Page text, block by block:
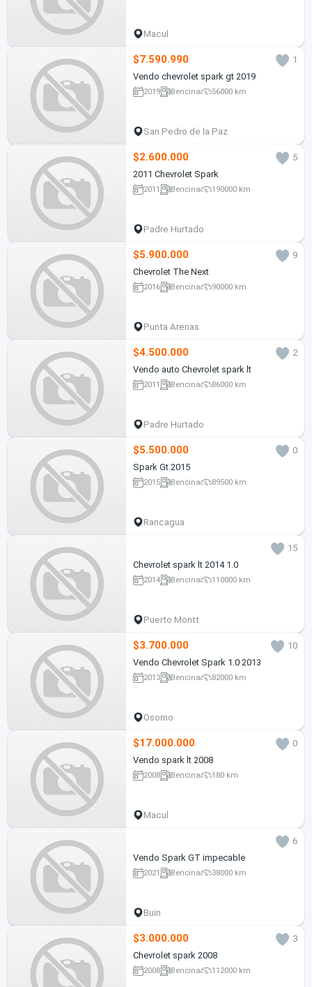
Macul
$7.590.990
1
Vendo chevrolet spark gt 2019
2019 Bencina 56000 km
San Pedro de la Paz
$2.600.000
5
2011 Chevrolet Spark
2011 Bencina 190000 km
Padre Hurtado
$5.900.000
9
Chevrolet The Next
2016 Bencina 90000 km
Punta Arenas
$4.500.000
2
Vendo auto Chevrolet spark lt
2011 Bencina 86000 km
Padre Hurtado
$5.500.000
0
Spark Gt 2015
2015 Bencina 89500 km
Rancagua
15
Chevrolet spark lt 2014 1.0
2014 Bencina 110000 km
Puerto Montt
$3.700.000
10
Vendo Chevrolet Spark 1.0 2013
2013 Bencina 82000 km
Osorno
$17.000.000
0
Vendo spark lt 2008
2008 Bencina 180 km
Macul
6
Vendo Spark GT impecable
2021 Bencina 38000 km
Buin
$3.000.000
3
Chevrolet spark 2008
2008 Bencina 112000 km